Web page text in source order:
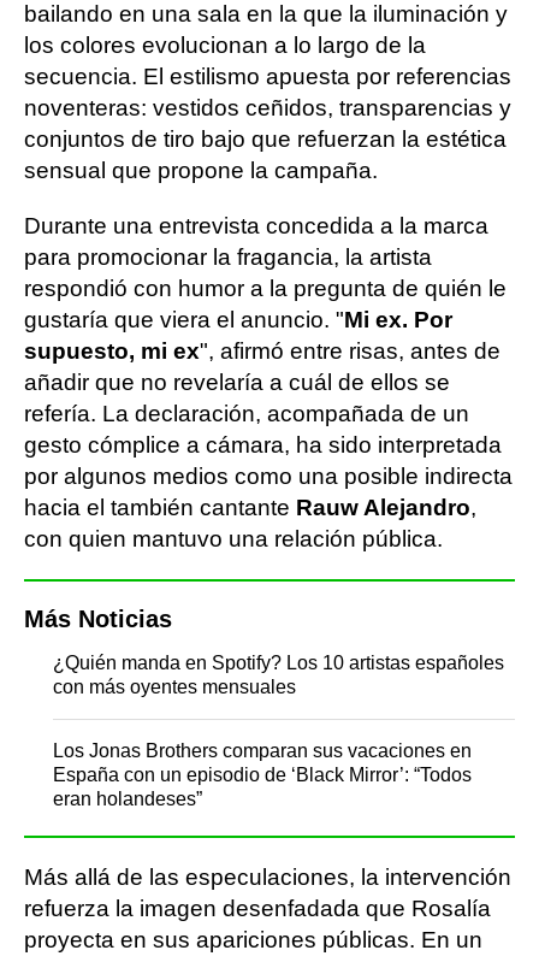
bailando en una sala en la que la iluminación y
los colores evolucionan a lo largo de la
secuencia. El estilismo apuesta por referencias
noventeras: vestidos ceñidos, transparencias y
conjuntos de tiro bajo que refuerzan la estética
sensual que propone la campaña.
Durante una entrevista concedida a la marca
para promocionar la fragancia, la artista
respondió con humor a la pregunta de quién le
gustaría que viera el anuncio. "Mi ex. Por
supuesto, mi ex", afirmó entre risas, antes de
añadir que no revelaría a cuál de ellos se
refería. La declaración, acompañada de un
gesto cómplice a cámara, ha sido interpretada
por algunos medios como una posible indirecta
hacia el también cantante Rauw Alejandro,
con quien mantuvo una relación pública.
Más Noticias
¿Quién manda en Spotify? Los 10 artistas españoles
con más oyentes mensuales
Los Jonas Brothers comparan sus vacaciones en
España con un episodio de ‘Black Mirror’: “Todos
eran holandeses”
Más allá de las especulaciones, la intervención
refuerza la imagen desenfadada que Rosalía
proyecta en sus apariciones públicas. En un